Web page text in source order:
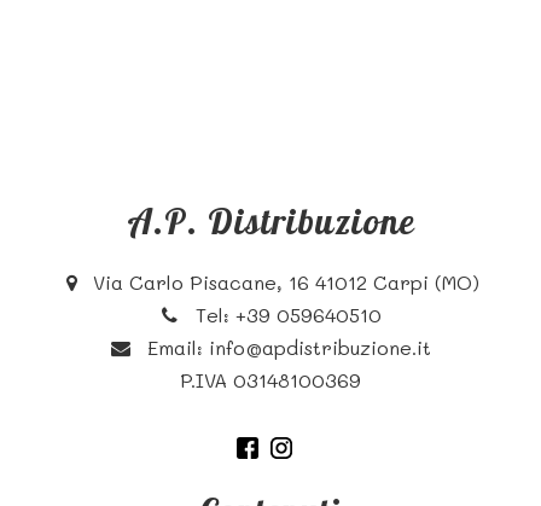
A.P. Distribuzione
Via Carlo Pisacane, 16 41012 Carpi (MO)
Tel:+39 059640510
Email: info@apdistribuzione.it
P.IVA 03148100369